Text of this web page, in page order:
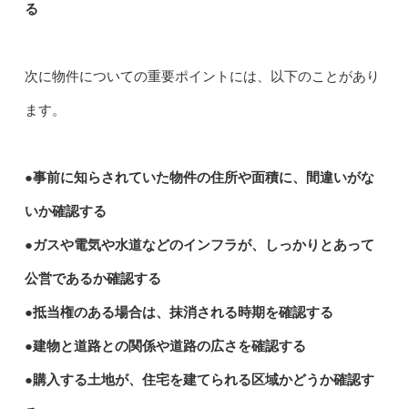
る
次に物件についての重要ポイントには、以下のことがあり
ます。
●事前に知らされていた物件の住所や面積に、間違いがな
いか確認する
●ガスや電気や水道などのインフラが、しっかりとあって
公営であるか確認する
●抵当権のある場合は、抹消される時期を確認する
●建物と道路との関係や道路の広さを確認する
●購入する土地が、住宅を建てられる区域かどうか確認す